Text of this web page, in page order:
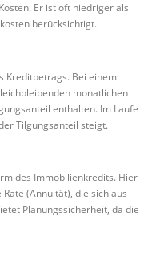
Er ist oft niedriger als
berücksichtigt.
Kreditbetrags. Bei einem
monatlichen
enthalten. Im Laufe
Tilgungsanteil steigt.
des Immobilienkredits. Hier
(Annuität), die sich aus
Planungssicherheit, da die